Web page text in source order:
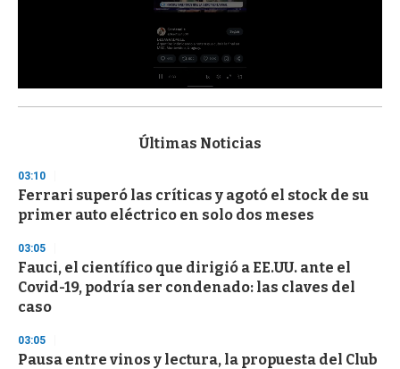
s
d
s
o
f
3
s
e
c
o
d
s
Últimas Noticias
03:10
Ferrari superó las críticas y agotó el stock de su
primer auto eléctrico en solo dos meses
03:05
Fauci, el científico que dirigió a EE.UU. ante el
Covid-19, podría ser condenado: las claves del
caso
03:05
Pausa entre vinos y lectura, la propuesta del Club